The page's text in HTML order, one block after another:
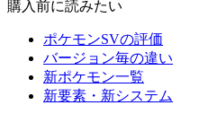
購入前に読みたい
ポケモンSVの評価
バージョン毎の違い
新ポケモン一覧
新要素・新システム